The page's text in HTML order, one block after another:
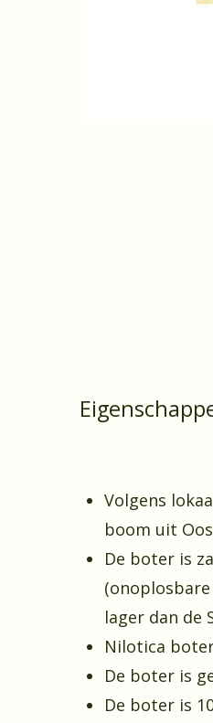
Volgens
boom uit
De boter is
lager dan de
Nilotica
De boter is
De boter is